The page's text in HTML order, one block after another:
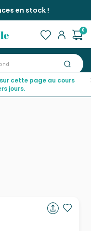
en stock !
0
York
cette page au cours
jours.